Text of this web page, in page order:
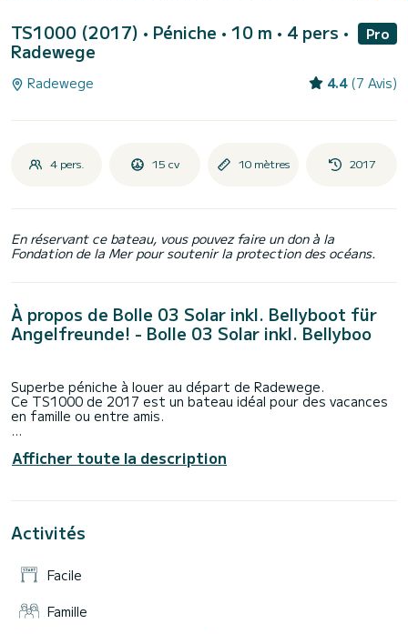
TS1000 (2017) • Péniche • 10 m • 4 pers •
Radewege
Pro
Radewege 4.4 (7 Avis)
4 pers. 15 cv 10 mètres 2017
En réservant ce bateau, vous pouvez faire un don à la
Fondation de la Mer pour soutenir la protection des océans.
À propos de Bolle 03 Solar inkl. Bellyboot für
Angelfreunde! - Bolle 03 Solar inkl. Bellyboo
Superbe péniche à louer au départ de Radewege.
Ce TS1000 de 2017 est un bateau idéal pour des vacances
en famille ou entre amis.
capacité d'embarcation de 6 personnes. Avec une longueur
de Radewege
Pour votre confort, Bolle 03 - Bolle 03 possède de 1 toilette
Les demandes de réservation et devis sont gérées
en passant par la plateforme.
Afficher toute la description
Activités
Facile
Famille